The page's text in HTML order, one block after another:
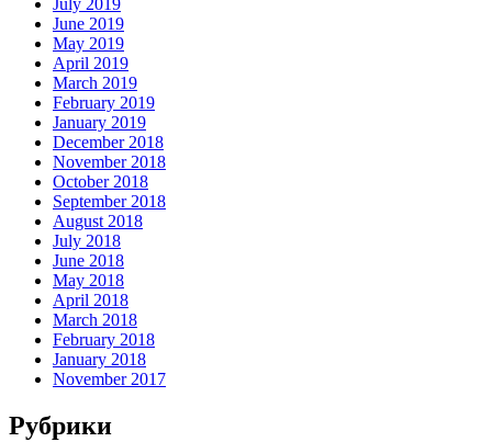
July 2019
June 2019
May 2019
April 2019
March 2019
February 2019
January 2019
December 2018
November 2018
October 2018
September 2018
August 2018
July 2018
June 2018
May 2018
April 2018
March 2018
February 2018
January 2018
November 2017
Рубрики